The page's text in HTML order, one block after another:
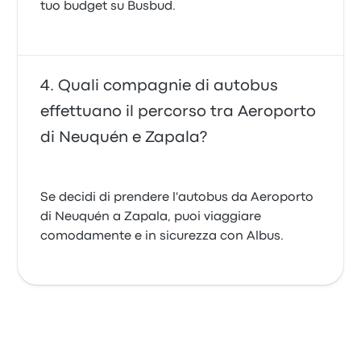
tuo budget su Busbud.
Quali compagnie di autobus
effettuano il percorso tra Aeroporto
di Neuquén e Zapala?
Se decidi di prendere l'autobus da Aeroporto
di Neuquén a Zapala, puoi viaggiare
comodamente e in sicurezza con Albus.